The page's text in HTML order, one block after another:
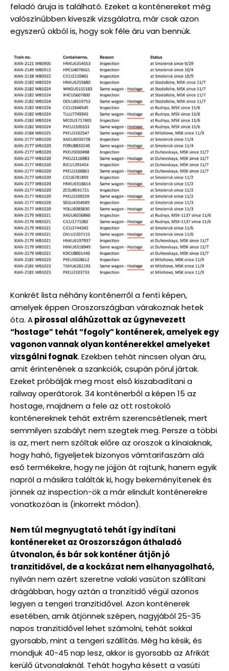
feladó áruja is található. Ezeket a konténereket még
valószínűbben kiveszik vizsgálatra, már csak azon
egyszerű okból is, hogy sok féle áru van bennük.
Konkrét lista néhány konténerről a fenti képen,
amelyek éppen Oroszországban várakoznak hetek
óta. Apirossal aláhúzottak az úgynevezett
“hostage” tehát “fogoly” konténerek, amelyek egy
vagonon vannak olyan konténerekkel amelyeket
vizsgálni fognak. Ezekben tehát nincsen olyan áru,
amit érintenének a szankciók, csupán pórul jártak.
Ezeket próbálják meg most első kiszabadítani a
railway operátorok. 34 konténerből a képen 15 az
hostage, majdnem a fele az ott rostokoló
konténereknek tehát extrém szerencsétlenek, mert
semmilyen szabályt nem szegtek meg. Persze a többi
is az, mert nem szóltak előre az oroszok a kínaiaknak,
hogy hahó, figyeljetek bizonyos vámtarifaszám alá
eső termékekre, hogy ne jöjjön át rajtunk, hanem egyik
napról a másikra találták ki, hogy bekeményítenek és
jönnek az inspection-ök a már elindult konténerekre
vonatkozóan is (inkorrekt módon).
Nem túl megnyugtató tehát így indítani
konténereket az Oroszországon áthaladó
útvonalon, és bár sok konténer átjön jó
tranzitidővel, de a kockázat nem elhanyagolható,
nyilván nem azért szeretne valaki vasúton szállítani
drágábban, hogy aztán a tranzitidő végül azonos
legyen a tengeri tranzitidővel. Azon konténerek
esetében, amik átjönnek szépen, nagyjából 25-35
napos tranzitidővel lehet számolni, tehát sokkal
gyorsabb, mint a tengeri szállítás. Még ha késik, és
mondjuk 40-45 nap lesz, akkor is gyorsabb az Afrikát
kerülő útvonalaknál. Tehát hogyha késett a vasúti